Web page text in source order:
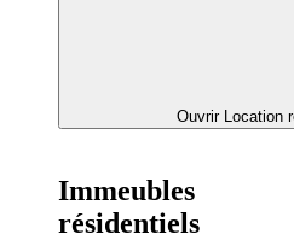
Ouvrir Location
Immeubles
résidentiels